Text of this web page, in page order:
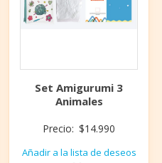
Set Amigurumi 3
Animales
Precio: $14.990
Añadir a la lista de deseos